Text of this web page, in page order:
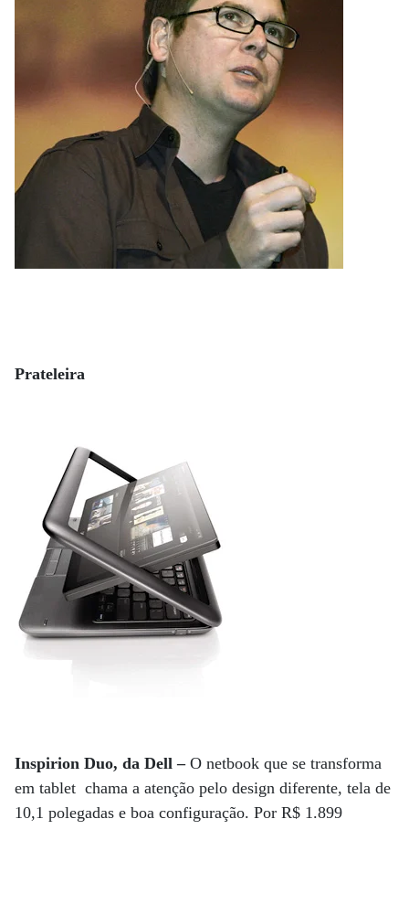
Prateleira
Inspirion Duo, da Dell –O netbook que se transforma
em tablet chama a atenção pelo design diferente, tela de
10,1 polegadas e boa configuração. Por R$ 1.899